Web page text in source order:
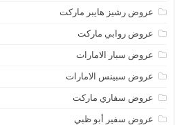
عروض رشيز هايبر ماركت
عروض روابي ماركت
عروض سبار الامارات
عروض سبينس الامارات
عروض سفاري ماركت
عروض سفير أبو ظبي